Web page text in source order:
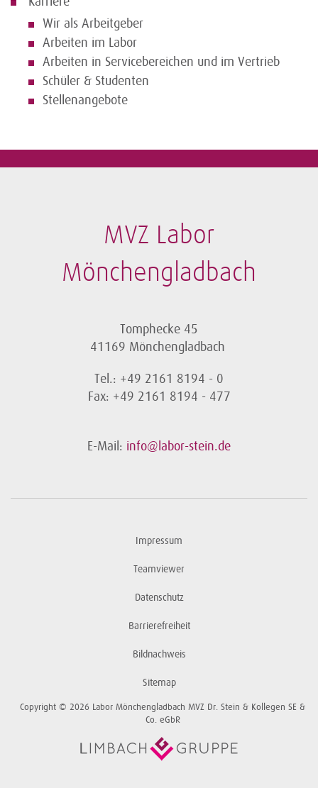
Wir als Arbeitgeber
Arbeiten im Labor
Arbeiten in Servicebereichen und im Vertrieb
Schüler & Studenten
Stellenangebote
MVZ Labor
Mönchengladbach
Tomphecke 45
41169 Mönchengladbach
Tel.: +49 2161 8194 - 0
Fax: +49 2161 8194 - 477
E-Mail: info@labor-stein.de
Impressum
Teamviewer
Datenschutz
Barrierefreiheit
Bildnachweis
Sitemap
Copyright © 2026 Labor Mönchengladbach MVZ Dr. Stein & Kollegen SE &
Co. eGbR